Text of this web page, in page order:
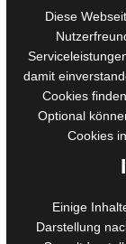
AGB für
Online-Artikel
Manuskripte
Belegexemplare
Foto- und
Diese
damit
Cookies
Optional
Cookies
Einige
Darstellung